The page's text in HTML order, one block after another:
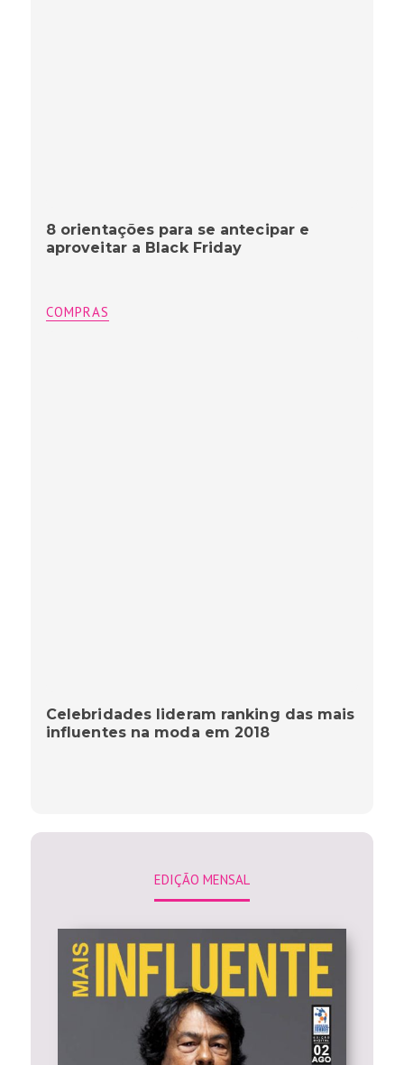
8 orientações para se antecipar e
aproveitar a Black Friday
COMPRAS
Celebridades lideram ranking das mais
influentes na moda em 2018
EDIÇÃO MENSAL